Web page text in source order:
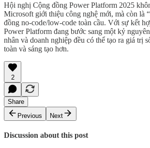
Hội nghị Cộng đồng Power Platform 2025
Microsoft giới thiệu công nghệ mới, mà còn là
đồng no-code/low-code toàn cầu. Với sự kết
Power Platform đang bước sang một kỷ
nhân và doanh nghiệp đều có thể tạo ra giá trị
toàn và sáng tạo hơn.
2
Share
Previous
Next
Discussion about this post